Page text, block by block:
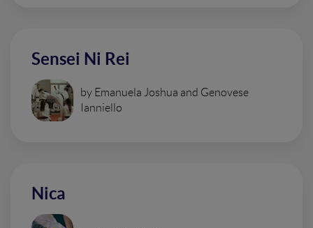
Sensei Ni Rei
by Emanuela Joshua and Genovese
Ianniello
Nica